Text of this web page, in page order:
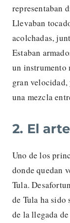
representaban
Llevaban
acolchadas,
Estaban
un instrumento
gran velocidad,
una mezcla
2. El
Uno de los
donde quedan
Tula.
de Tula ha sido
de la llegada